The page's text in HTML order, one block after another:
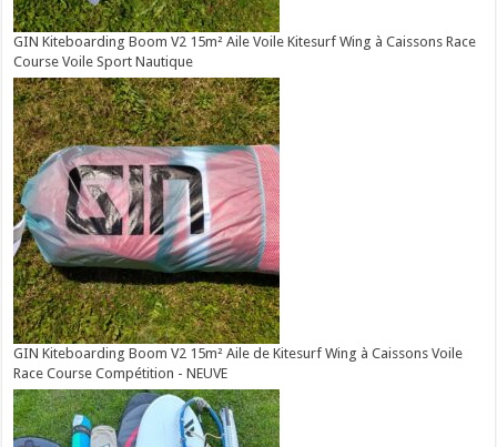
GIN Kiteboarding Boom V2 15m² Aile Voile Kitesurf Wing à Caissons Race
Course Voile Sport Nautique
GIN Kiteboarding Boom V2 15m² Aile de Kitesurf Wing à Caissons Voile
Race Course Compétition - NEUVE